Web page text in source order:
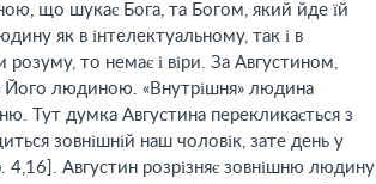
що шукає Бога, та Богом, який йде їй
як в інтелектуальному, так і в
то немає і віри. За Августином,
Його людиною. «Внутрішня» людина
Тут думка Августина перекликається з
зовнішній наш чоловік, зате день у
4,16]. Августин розрізняє зовнішню людину